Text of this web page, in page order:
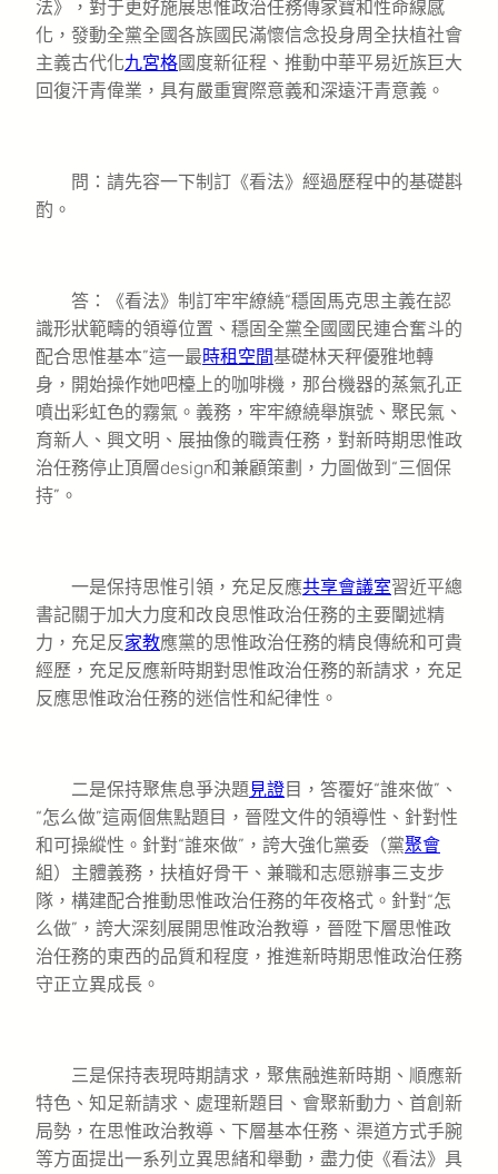
法》，對于更好施展思惟政治任務傳家寶和性命線感
化，發動全黨全國各族國民滿懷信念投身周全扶植社會
主義古代化九宮格國度新征程、推動中華平易近族巨大
回復汗青偉業，具有嚴重實際意義和深遠汗青意義。
問：請先容一下制訂《看法》經過歷程中的基礎斟
酌。
答：《看法》制訂牢牢繚繞“穩固馬克思主義在認
識形狀範疇的領導位置、穩固全黨全國國民連合奮斗的
配合思惟基本”這一最時租空間基礎林天秤優雅地轉
身，開始操作她吧檯上的咖啡機，那台機器的蒸氣孔正
噴出彩虹色的霧氣。義務，牢牢繚繞舉旗號、聚民氣、
育新人、興文明、展抽像的職責任務，對新時期思惟政
治任務停止頂層design和兼顧策劃，力圖做到“三個保
持”。
一是保持思惟引領，充足反應共享會議室習近平總
書記關于加大力度和改良思惟政治任務的主要闡述精
力，充足反家教應黨的思惟政治任務的精良傳統和可貴
經歷，充足反應新時期對思惟政治任務的新請求，充足
反應思惟政治任務的迷信性和紀律性。
二是保持聚焦息爭決題 見證目，答覆好“誰來做”、
“怎么做”這兩個焦點題目，晉陞文件的領導性、針對性
和可操縱性。針對“誰來做”，誇大強化黨委（黨聚會
組）主體義務，扶植好骨干、兼職和志愿辦事三支步
隊，構建配合推動思惟政治任務的年夜格式。針對“怎
么做”，誇大深刻展開思惟政治教導，晉陞下層思惟政
治任務的東西的品質和程度，推進新時期思惟政治任務
守正立異成長。
三是保持表現時期請求，聚焦融進新時期、順應新
特色、知足新請求、處理新題目、會聚新動力、首創新
局勢，在思惟政治教導、下層基本任務、渠道方式手腕
等方面提出一系列立異思緒和舉動，盡力使《看法》具